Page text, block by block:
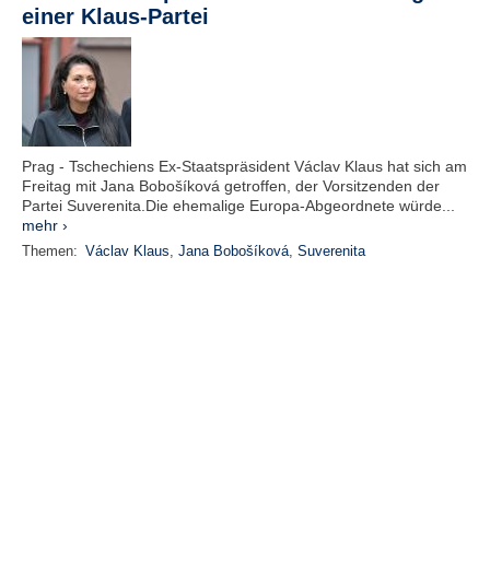
einer Klaus-Partei
Prag - Tschechiens Ex-Staatspräsident Václav Klaus hat sich am
Freitag mit Jana Bobošíková getroffen, der Vorsitzenden der
Partei Suverenita.Die ehemalige Europa-Abgeordnete würde...
mehr ›
Themen: Václav Klaus, Jana Bobošíková, Suverenita